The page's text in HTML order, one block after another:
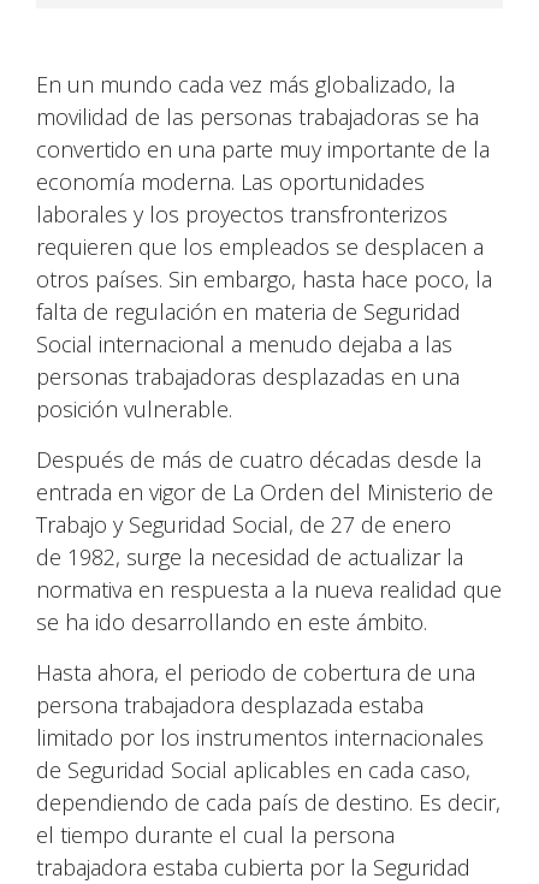
En un mundo cada vez más globalizado, la
movilidad de las personas trabajadoras se ha
convertido en una parte muy importante de la
economía moderna. Las oportunidades
laborales y los proyectos transfronterizos
requieren que los empleados se desplacen a
otros países. Sin embargo, hasta hace poco, la
falta de regulación en materia de Seguridad
Social internacional a menudo dejaba a las
personas trabajadoras desplazadas en una
posición vulnerable.
Después de más de cuatro décadas desde la
entrada en vigor de La Orden del Ministerio de
Trabajo y Seguridad Social, de 27 de enero
de 1982, surge la necesidad de actualizar la
normativa en respuesta a la nueva realidad que
se ha ido desarrollando en este ámbito.
Hasta ahora, el periodo de cobertura de una
persona trabajadora desplazada estaba
limitado por los instrumentos internacionales
de Seguridad Social aplicables en cada caso,
dependiendo de cada país de destino. Es decir,
el tiempo durante el cual la persona
trabajadora estaba cubierta por la Seguridad